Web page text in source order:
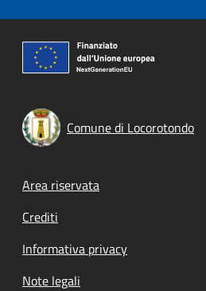
Comune di Locorotondo
Footer menu
Area riservata
Crediti
Informativa privacy
Note legali